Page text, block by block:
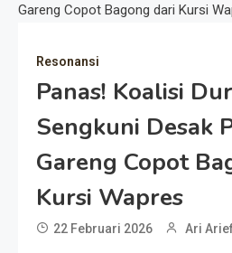
Gareng Copot Bagong dari Kursi
Resonansi
Panas! Koalisi
Sengkuni Desak
Gareng Copot
Kursi Wapres
22 Februari 2026 Ari